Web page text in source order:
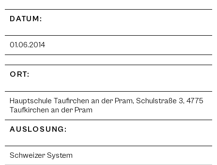
DATUM:
01.06.2014
ORT:
Hauptschule Taufirchen an der Pram, Schulstraße 3, 4775
Taufkirchen an der Pram
AUSLOSUNG:
Schweizer System